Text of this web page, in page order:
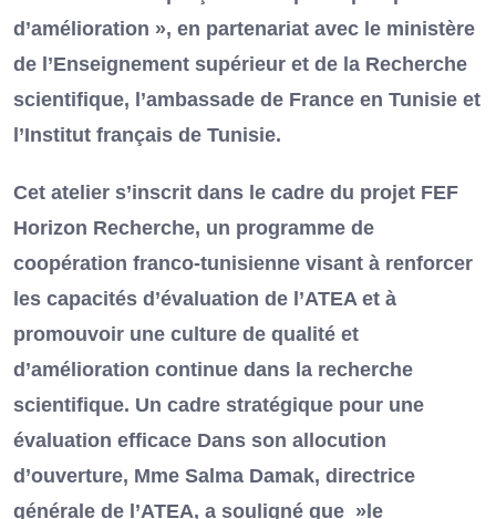
d’amélioration », en partenariat avec le ministère
de l’Enseignement supérieur et de la Recherche
scientifique, l’ambassade de France en Tunisie et
l’Institut français de Tunisie.
Cet atelier s’inscrit dans le cadre du projet FEF
Horizon Recherche, un programme de
coopération franco-tunisienne visant à renforcer
les capacités d’évaluation de l’ATEA et à
promouvoir une culture de qualité et
d’amélioration continue dans la recherche
scientifique. Un cadre stratégique pour une
évaluation efficace Dans son allocution
d’ouverture, Mme Salma Damak, directrice
générale de l’ATEA, a souligné que »le